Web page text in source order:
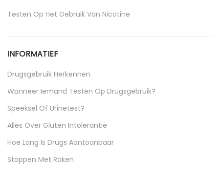
Testen Op Het Gebruik Van Nicotine
INFORMATIEF
Drugsgebruik Herkennen
Wanneer Iemand Testen Op Drugsgebruik?
Speeksel Of Urinetest?
Alles Over Gluten Intolerantie
Hoe Lang Is Drugs Aantoonbaar
Stoppen Met Roken